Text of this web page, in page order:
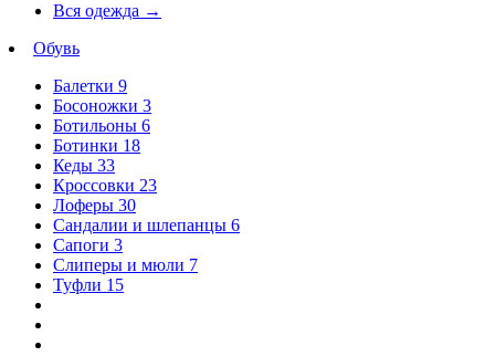
Вся одежда →
Обувь
Балетки 9
Босоножки 3
Ботильоны 6
Ботинки 18
Кеды 33
Кроссовки 23
Лоферы 30
Сандалии и шлепанцы 6
Сапоги 3
Слиперы и мюли 7
Туфли 15